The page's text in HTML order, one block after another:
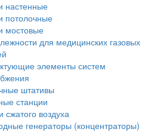
настенные
потолочные
мостовые
для медицинских газовых
элементы систем
штативы
станции
сжатого воздуха
генераторы (концентраторы)